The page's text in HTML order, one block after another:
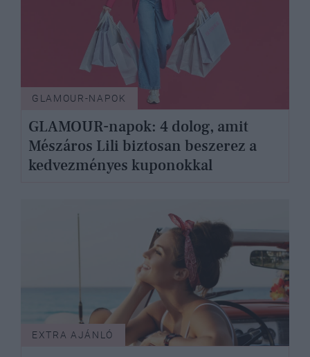
GLAMOUR-NAPOK
GLAMOUR-napok: 4 dolog, amit
Mészáros Lili biztosan beszerez a
kedvezményes kuponokkal
EXTRA AJÁNLÓ